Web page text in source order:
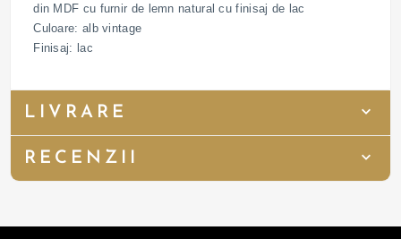
din MDF cu furnir de lemn natural cu finisaj de lac
Culoare: alb vintage
Finisaj: lac
LIVRARE
RECENZII